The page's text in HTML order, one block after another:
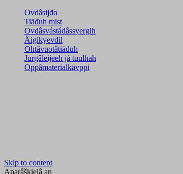
Ovdâsijđo
Tiäđuh mist
Ovdâsvástádâssyergih
Äigikyevdil
Ohtâvuotâtiäđuh
Jurgâleijeeh já tuulhah
Oppâmaterialkävppi
Skip to content
Anarâškielâ an